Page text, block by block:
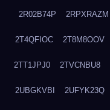
2R02B74P 2RPXRAZM
2T4QFIOC 2T8M8OOV
2TT1JPJ0 2TVCNBU8
2UBGKVBI 2UFYK23Q